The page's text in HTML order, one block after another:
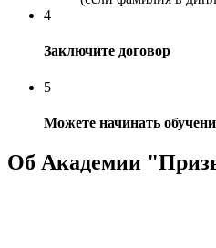
4
Заключите договор
5
Можете начинать
Об Академии